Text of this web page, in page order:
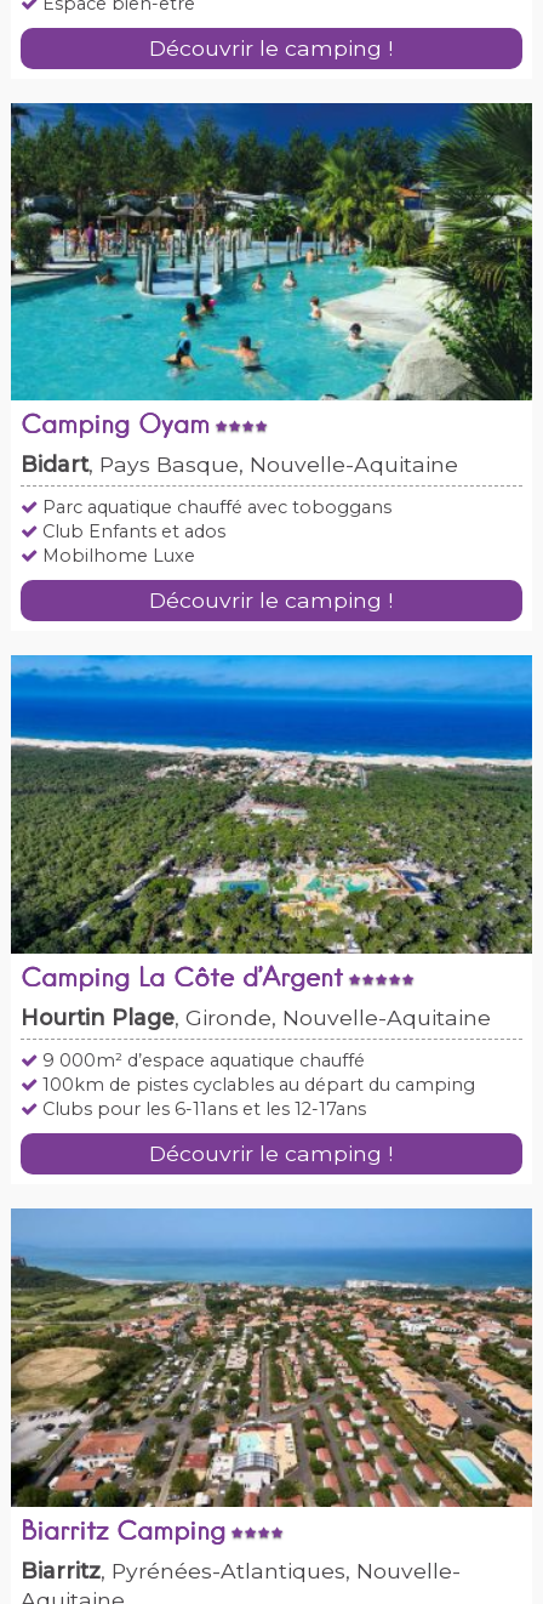
Découvrir le camping !
Camping Oyam
Bidart, Pays Basque, Nouvelle-Aquitaine
Parc aquatique chauffé avec toboggans
Club Enfants et ados
Mobilhome Luxe
Découvrir le camping !
Camping La Côte d’Argent
Hourtin Plage, Gironde, Nouvelle-Aquitaine
9 000m² d’espace aquatique chauffé
100km de pistes cyclables au départ du camping
Clubs pour les 6-11ans et les 12-17ans
Découvrir le camping !
Biarritz Camping
Biarritz, Pyrénées-Atlantiques, Nouvelle-